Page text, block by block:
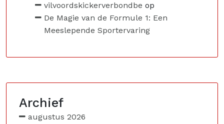
vilvoordskickerverbondbe op
De Magie van de Formule 1: Een
Meeslepende Sportervaring
Archief
augustus 2026